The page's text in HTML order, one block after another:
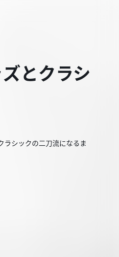
とクラシ
ラシックの二刀流になるま